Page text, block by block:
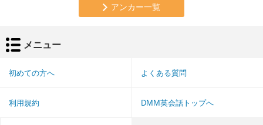
アンカー一覧
メニュー
初めての方へ よくある質問
利用規約 DMM英会話トップへ